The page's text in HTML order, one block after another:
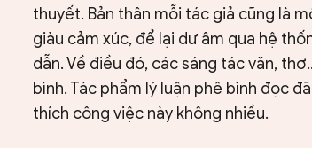
thuyết. Bản thân mỗi tác giả cũng là
giàu cảm xúc, để lại dư âm qua hệ
dẫn. Về điều đó, các sáng tác văn,
bình. Tác phẩm lý luận phê bình đọc
thích công việc này không nhiều.